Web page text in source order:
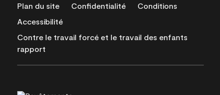
Plan du site Confidentialité
Conditions
Accessibilité
Contre le travail forcé et le travail des enfants
rapport